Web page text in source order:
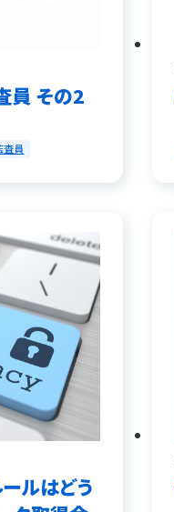
員 その2
査員
ルはどう